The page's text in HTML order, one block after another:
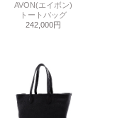
AVON(エイボン)
トートバッグ
242,000円